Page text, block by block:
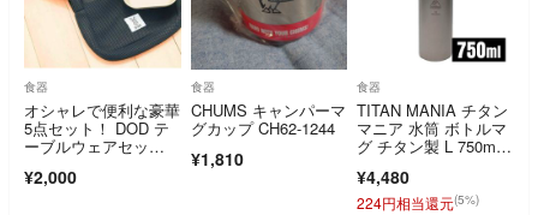
食器
オシャレで便利な豪華
5点セット！ DOD テ
ーブルウェアセッ
¥2,000
食器
CHUMS キャンパーマ
グカップ CH62-1244
¥1,810
食器
TITAN MANIA チタン
マニア 水筒 ボトルマ
グ チタン製 L 750m
付き
¥4,480
224円相当還元(5%)